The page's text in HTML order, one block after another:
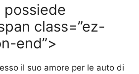
possiede
class=”ez-
end”>
il suo amore per le auto di